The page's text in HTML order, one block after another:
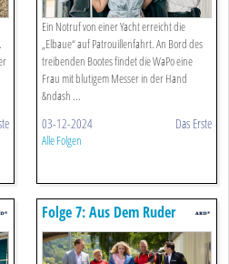
Ein Notruf von einer Yacht erreicht die
„Elbaue“ auf Patrouillenfahrt. An Bord des
treibenden Bootes findet die WaPo eine
Frau mit blutigem Messer in der Hand
&ndash ...
03-12-2024 Das Erste
Alle Folgen
Folge 7: Aus Dem Ruder
(s01/e07)